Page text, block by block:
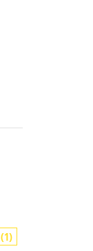
(1)